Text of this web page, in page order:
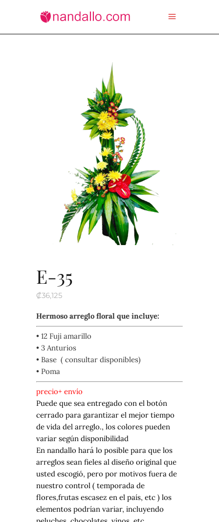
E-35
₡36,125
Hermoso arreglo floral que incluye:
• 12 Fuji amarillo
• 3 Anturios
• Base ( consultar disponibles)
• Poma
precio+ envío
Puede que sea entregado con el botón
cerrado para garantizar el mejor tiempo
de vida del arreglo., los colores pueden
variar según disponibilidad
En nandallo hará lo posible para que los
arreglos sean fieles al diseño original que
usted escogió, pero por motivos fuera de
nuestro control ( temporada de
flores,frutas escasez en el país, etc ) los
elementos podrían variar, incluyendo